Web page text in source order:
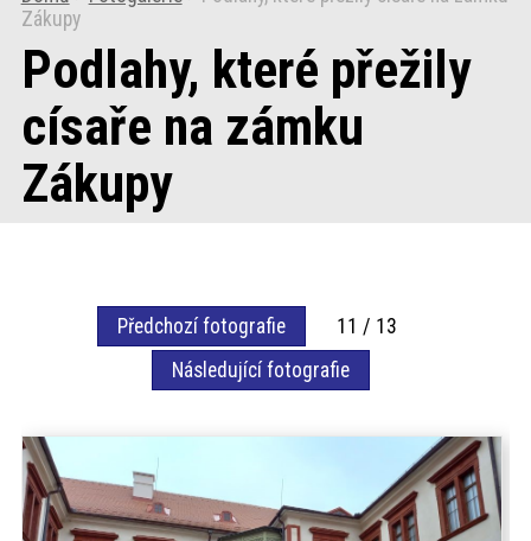
Praxe
Fotogalerie
Produkty
Kontakt
Zákupy
Podlahy, které přežily
císaře na zámku
Zákupy
Předchozí fotografie
11 / 13
Následující fotografie